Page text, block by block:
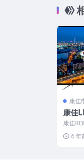
康佳
康佳
刷机
康佳
9... 6 年